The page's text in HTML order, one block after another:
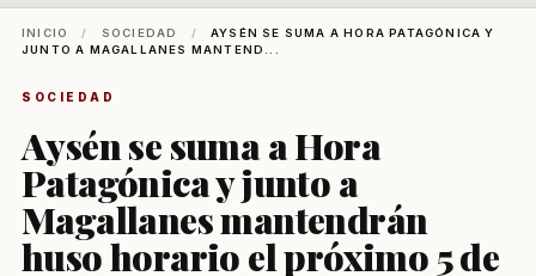
INICIO / SOCIEDAD /
AYSÉN SE SUMA A HORA PATAGÓNICA Y
JUNTO A MAGALLANES MANTEND...
SOCIEDAD
Aysén se suma a Hora
Patagónica y junto a
Magallanes mantendrán
huso horario el próximo 5 de